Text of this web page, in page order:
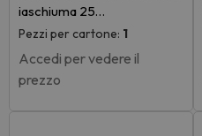
iaschiuma 25…
Pezzi per cartone: 1
Accedi per vedere il
prezzo